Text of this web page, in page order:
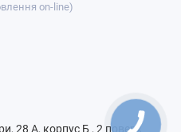
on-line)
28 А, корпус Б , 2 поверх